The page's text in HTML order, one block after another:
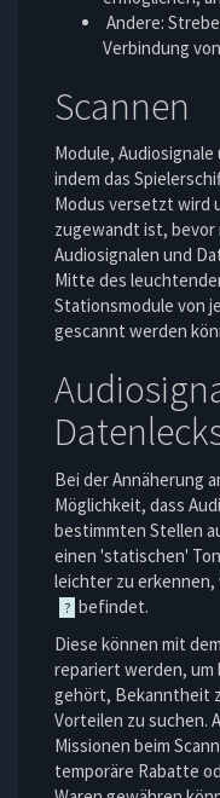
Andere:
Verbindung
Scannen
Module,
indem das
Modus versetzt wird
zugewandt ist, bevor
Audiosignalen und
Mitte des
Stationsmodule von
gescannt werden
Bei der Annäherung
Möglichkeit, dass
bestimmten Stellen
einen 'statischen'
leichter zu erkennen,
befindet.
Diese können mit
repariert werden, um
gehört, Bekanntheit
Vorteilen zu suchen.
Missionen beim
temporäre Rabatte